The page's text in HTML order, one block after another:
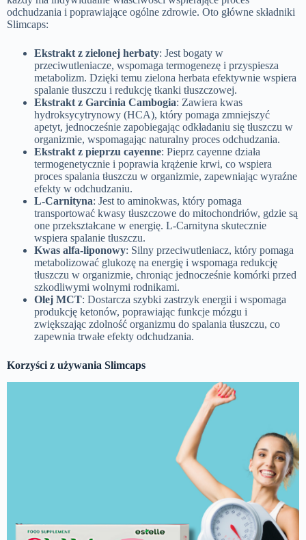
odchudzania i poprawiające ogólne zdrowie. Oto główne składniki
Slimcaps:
Ekstrakt z zielonej herbaty: Jest bogaty w
przeciwutleniacze, wspomaga termogenezę i przyspiesza
metabolizm. Dzięki temu zielona herbata efektywnie wspiera
spalanie tłuszczu i redukcję tkanki tłuszczowej.
Ekstrakt z Garcinia Cambogia: Zawiera kwas
hydroksycytrynowy (HCA), który pomaga zmniejszyć
apetyt, jednocześnie zapobiegając odkładaniu się tłuszczu w
organizmie, wspomagając naturalny proces odchudzania.
Ekstrakt z pieprzu cayenne: Pieprz cayenne działa
termogenetycznie i poprawia krążenie krwi, co wspiera
proces spalania tłuszczu w organizmie, zapewniając wyraźne
efekty w odchudzaniu.
L-Carnityna: Jest to aminokwas, który pomaga
transportować kwasy tłuszczowe do mitochondriów, gdzie są
one przekształcane w energię. L-Carnityna skutecznie
wspiera spalanie tłuszczu.
Kwas alfa-liponowy: Silny przeciwutleniacz, który pomaga
metabolizować glukozę na energię i wspomaga redukcję
tłuszczu w organizmie, chroniąc jednocześnie komórki przed
szkodliwymi wolnymi rodnikami.
Olej MCT: Dostarcza szybki zastrzyk energii i wspomaga
produkcję ketonów, poprawiając funkcje mózgu i
zwiększając zdolność organizmu do spalania tłuszczu, co
zapewnia trwałe efekty odchudzania.
Korzyści z używania Slimcaps